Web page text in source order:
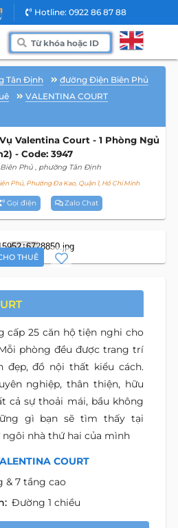
Hotline: 0922 86 87 88
Tân Định
đường Điện Biên Phủ
VALENTINA COURT
Valentina Court - 1 Phòng Ngủ
- Code: 3947
Phủ , phường Tân Định
Phủ, Phường Đa Kao, Quận 1, Hồ Chí Minh
Gọi điện Zalo Chat
THUÊ
6
cấp 25 căn hộ tiện nghi cho
phòng đều được trang trí
đẹp, đồ nội thất kiểu cách.
nghiệp, thân thiện, hữu
cả sự thoải mái, bầu không
gì bạn sẽ tìm thấy tại
ngôi nhà thứ hai của mình
COURT
& 7 tầng cao
Đường 1 chiều